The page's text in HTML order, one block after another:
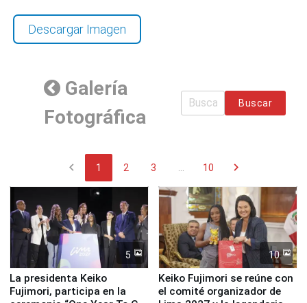
Descargar Imagen
Galería
Fotográfica
Buscar
chevron_left 1 2 3 10 chevron_right
5
La presidenta Keiko
Fujimori, participa en la
10
Keiko Fujimori se reúne con
el comité organizador de